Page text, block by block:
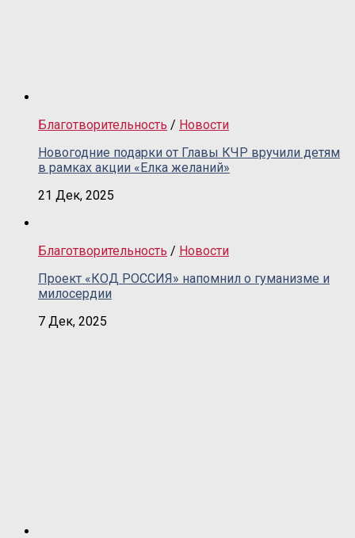
Благотворительность / Новости
Новогодние подарки от Главы КЧР вручили детям
в рамках акции «Елка желаний»
21 Дек, 2025
Благотворительность / Новости
Проект «КОД РОССИЯ» напомнил о гуманизме и
милосердии
7 Дек, 2025